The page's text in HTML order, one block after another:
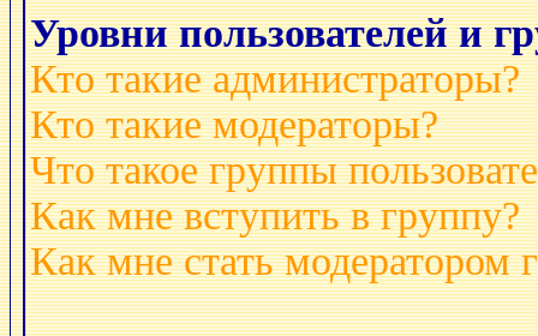
Уровни пользователей и
Кто такие администраторы?
Кто такие модераторы?
Что такое группы
Как мне вступить в группу?
Как мне стать модератором